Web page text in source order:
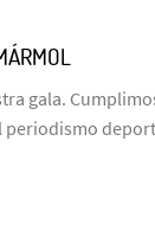
gala.